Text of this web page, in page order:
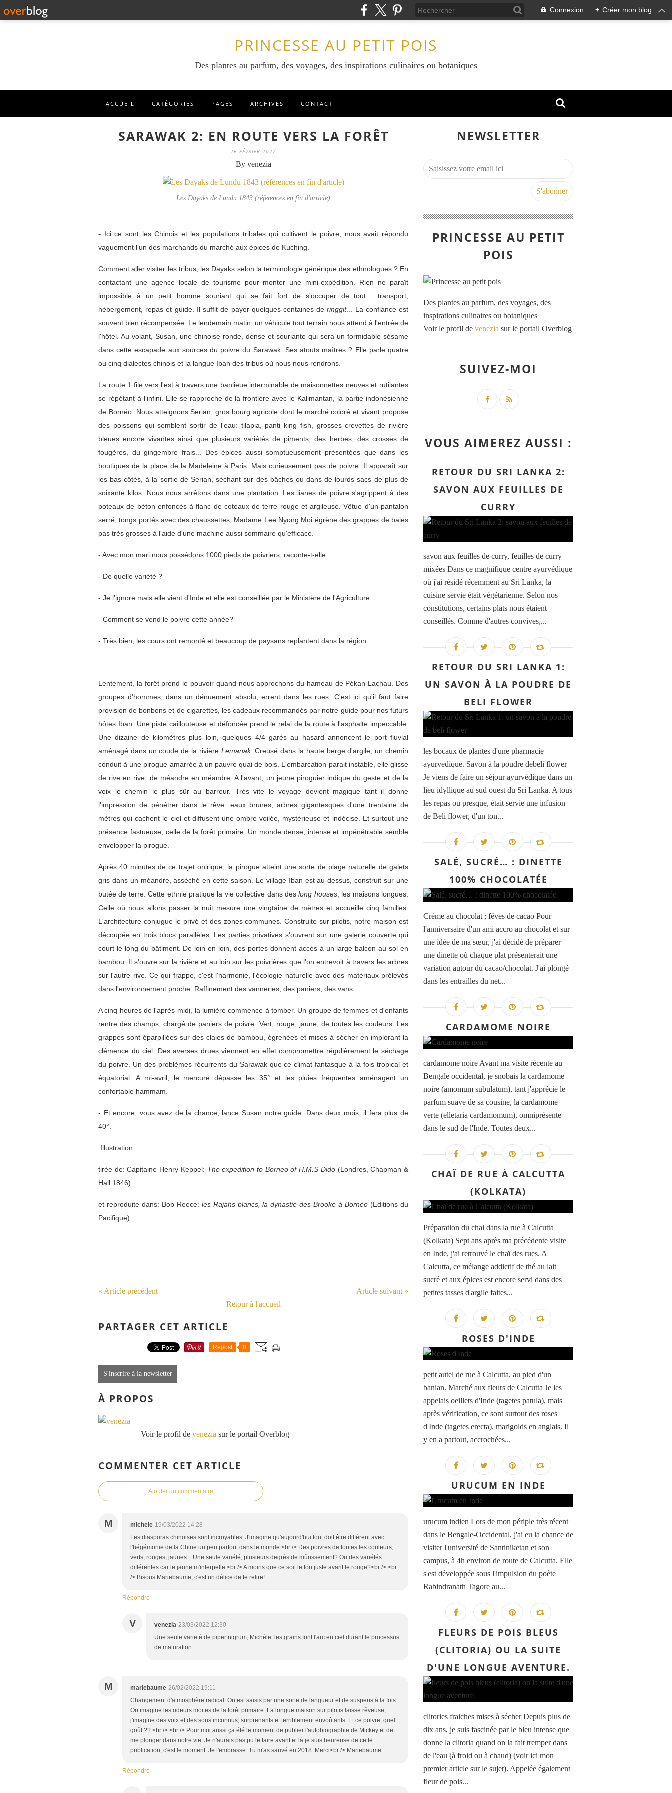
Connexion + Créer mon blog
PRINCESSE AU PETIT POIS
Des plantes au parfum, des voyages, des inspirations culinaires ou botaniques
ACCUEIL CATÉGORIES PAGES ARCHIVES CONTACT
SARAWAK 2: EN ROUTE VERS LA FORÊT
26 FÉVRIER 2022
By venezia
Les Dayaks de Lundu 1843 (réferences en fin d'article)
- Ici ce sont les Chinois et les populations tribales qui cultivent le poivre, nous avait répondu
vaguement l’un des marchands du marché aux épices de Kuching.
Comment aller visiter les tribus, les Dayaks selon la terminologie générique des ethnologues ? En
contactant une agence locale de tourisme pour monter une mini-expédition. Rien ne paraît
impossible à un petit homme souriant qui se fait fort de s'occuper de tout : transport,
hébergement, repas et guide. Il suffit de payer quelques centaines deringgit... La confiance est
souvent bien récompensée. Le lendemain matin, un véhicule tout terrain nous attend à l'entrée de
l'hôtel. Au volant, Susan, une chinoise ronde, dense et souriante qui sera un formidable sésame
dans cette escapade aux sources du poivre du Sarawak. Ses atouts maîtres ? Elle parle quatre
ou cinq dialectes chinois et la langue Iban des tribus où nous nous rendrons.
La route 1 file vers l'est à travers une banlieue interminable de maisonnettes neuves et rutilantes
se répétant à l'infini. Elle se rapproche de la frontière avec le Kalimantan, la partie indonésienne
de Bornéo. Nous atteignons Serian, gros bourg agricole dont le marché coloré et vivant propose
des poissons qui semblent sortir de l'eau: tilapia, panti king fish, grosses crevettes de rivière
bleues encore vivantesainsi que plusieurs variétés de piments, des herbes, des crosses de
fougères, du gingembre frais... Des épices aussi somptueusement présentées que dans les
boutiques de la place de la Madeleine à Paris. Mais curieusement pas de poivre. Il apparaît sur
les bas-côtés, à la sortie de Serian, séchant sur des bâches ou dans de lourds sacs de plus de
soixante kilos. Nous nous arrêtons dans une plantation. Les lianes de poivre s'agrippent à des
poteaux de béton enfoncés à flanc de coteaux de terre rouge et argileuse. Vêtue d'un pantalon
serré, tongs portés avec des chaussettes, Madame Lee Nyong Moi égrène des grappes de baies
pas très grosses à l'aide d'une machine aussi sommaire qu'efficace.
- Avec mon mari nous possédons 1000 pieds de poivriers, raconte-t-elle.
- De quelle variété ?
- Je l’ignore mais elle vient d'Inde et elle est conseillée par le Ministère de l'Agriculture.
- Comment se vend le poivre cette année?
- Très bien, les cours ont remonté et beaucoup de paysans replantent dans la région.
Lentement, la forêt prend le pouvoir quand nous approchons du hameau de Pékan Lachau. Des
groupes d'hommes, dans un dénuement absolu, errent dans les rues. C'est ici qu'il faut faire
provision de bonbons et de cigarettes, les cadeaux recommandés par notre guide pour nos futurs
hôtes Iban. Une piste caillouteuse et défoncée prend le relai de la route à l'asphalte impeccable.
Une dizaine de kilomètres plus loin, quelques 4/4 garés au hasard annoncent le port fluvial
aménagé dans un coude de la rivière Lemanak. Creusé dans la haute berge d'argile, un chemin
conduit à une pirogue amarrée à un pauvre quai de bois. L'embarcation parait instable, elle glisse
de rive en rive, de méandre en méandre. A l'avant, un jeune piroguier indique du geste et de la
voix le chemin le plus sûr au barreur. Très vite le voyage devient magique tant il donne
l'impression de pénétrer dans le rêve: eaux brunes, arbres gigantesques d'une trentaine de
mètres qui cachent le ciel et diffusent une ombre voilée, mystérieuse et indécise. Et surtout une
présence fastueuse, celle de la forêt primaire. Un monde dense, intense et impénétrable semble
envelopper la pirogue.
Après 40 minutes de ce trajet onirique, la pirogue atteint une sorte de plage naturelle de galets
gris dans un méandre, asséché en cette saison. Le village Iban est au-dessus, construit sur une
butée de terre. Cette ethnie pratique la vie collective dans deslong houses, les maisons longues.
Celle où nous allons passer la nuit mesure une vingtaine de mètres et accueille cinq familles.
L'architecture conjugue le privé et des zones communes. Construite sur pilotis, notre maison est
découpée en trois blocs parallèles. Les parties privatives s'ouvrent sur une galerie couverte qui
court le long du bâtiment. De loin en loin, des portes donnent accès à un large balcon au sol en
bambou. Il s'ouvre sur la rivière et au loin sur les poivrières que l'on entrevoit à travers les arbres
sur l'autre rive. Ce qui frappe, c'est l'harmonie, l'écologie naturelle avec des matériaux prélevés
dans l'environnement proche. Raffinement des vanneries, des paniers, des vans...
A cinq heures de l'après-midi, la lumière commence à tomber. Un groupe de femmes et d'enfants
rentre des champs, chargé de paniers de poivre. Vert, rouge, jaune, de toutes les couleurs. Les
grappes sont éparpillées sur des claies de bambou, égrenées et mises à sécher en implorant la
clémence du ciel. Des averses drues viennent en effet compromettre régulièrement le séchage
du poivre. Un des problèmes récurrents du Sarawak que ce climat fantasque à la fois tropical et
équatorial. A mi-avril, le mercure dépasse les 35° et les pluies fréquentes aménagent un
confortable hammam.
- Et encore, vous avez de la chance, lance Susan notre guide. Dans deux mois, il fera plus de
40°.
Illustration
tirée de: Capitaine Henry Keppel: The expedition to Borneo of H.M.S Dido(Londres, Chapman &
Hall 1846)
et reproduite dans: Bob Reece: les Rajahs blancs, la dynastie des Brooke à Bornéo (Editions du
Pacifique)
« Article précédent
Article suivant »
Retour à l'accueil
PARTAGER CET ARTICLE
Repost 0
S'inscrire à la newsletter
À PROPOS
Voir le profil de venezia sur le portail Overblog
COMMENTER CET ARTICLE
Ajouter un commentaire
M michele 19/03/2022 14:28
Les diasporas chinoises sont incroyables. J'imagine qu'aujourd'hui tout doit être différent avec
l'hégémonie de la Chine un peu partout dans le monde.<br /> Des poivres de toutes les couleurs,
verts, rouges, jaunes... Une seule variété, plusieurs degrés de mûrissement? Ou des variétés
différentes car le jaune m'interpelle.<br /> A moins que ce soit le ton juste avant le rouge?<br /> <br
/> Bisous Mariebaume, c'est un délice de te relire!
Répondre
V venezia 23/03/2022 12:30
Une seule varieté de piper nigrum, Michèle: les grains font l'arc en ciel durant le processus
de maturation
M mariebaume 26/02/2022 19:11
Changement d'atmosphère radical. On est saisis par une sorte de langueur et de suspens à la fois.
On imagine les odeurs moites de la forêt primaire. La longue maison sur pilotis laisse rêveuse,
j'imagine des voix et des sons inconnus, surprenants et terriblement envoûtants. Et ce poivre, quel
goût ?? <br /> <br /> Pour moi aussi ça été le moment de publier l'autobiographie de Mickey et de
me plonger dans notre vie. Je n'aurais pas pu le faire avant et là je suis heureuse de cette
publication, c'est le moment. Je t'embrasse. Tu m'as sauvé en 2018. Merci<br /> Mariebaume
Répondre
NEWSLETTER
PRINCESSE AU PETIT
POIS
Des plantes au parfum, des voyages, des
inspirations culinaires ou botaniques
Voir le profil de venezia sur le portail Overblog
SUIVEZ-MOI
VOUS AIMEREZ AUSSI :
RETOUR DU SRI LANKA 2:
SAVON AUX FEUILLES DE
CURRY
savon aux feuilles de curry, feuilles de curry
mixées Dans ce magnifique centre ayurvédique
où j'ai résidé récemment au Sri Lanka, la
cuisine servie était végétarienne. Selon nos
constitutions, certains plats nous étaient
conseillés. Comme d'autres convives,...
RETOUR DU SRI LANKA 1:
UN SAVON À LA POUDRE DE
BELI FLOWER
les bocaux de plantes d'une pharmacie
ayurvedique. Savon à la poudre debeli flower
Je viens de faire un séjour ayurvédique dans un
lieu idyllique au sud ouest du Sri Lanka. A tous
les repas ou presque, était servie une infusion
de Beli flower, d'un ton...
SALÉ, SUCRÉ… : DINETTE
100% CHOCOLATÉE
Crème au chocolat ; fêves de cacao Pour
l'anniversaire d'un ami accro au chocolat et sur
une idée de ma sœur, j'ai décidé de préparer
une dinette où chaque plat présenterait une
variation autour du cacao/chocolat. J'ai plongé
dans les entrailles du net...
CARDAMOME NOIRE
cardamome noire Avant ma visite récente au
Bengale occidental, je snobais la cardamome
noire (amomum subulatum), tant j'apprécie le
parfum suave de sa cousine, la cardamome
verte (elletaria cardamomum), omniprésente
dans le sud de l'Inde. Toutes deux...
CHAÏ DE RUE À CALCUTTA
(KOLKATA)
Préparation du chai dans la rue à Calcutta
(Kolkata) Sept ans après ma précédente visite
en Inde, j'ai retrouvé le chaï des rues. A
Calcutta, ce mélange addictif de thé au lait
sucré et aux épices est encore servi dans des
petites tasses d'argile faites...
ROSES D'INDE
petit autel de rue à Calcutta, au pied d'un
banian. Marché aux fleurs de Calcutta Je les
appelais oeillets d'Inde (tagetes patula), mais
après vérification, ce sont surtout des roses
d'Inde (tagetes erecta), marigolds en anglais. Il
y en a partout, accrochées...
URUCUM EN INDE
urucum indien Lors de mon périple très récent
dans le Bengale-Occidental, j'ai eu la chance de
visiter l'université de Santiniketan et son
campus, à 4h environ de route de Calcutta. Elle
s'est développée sous l'impulsion du poète
Rabindranath Tagore au...
FLEURS DE POIS BLEUS
(CLITORIA) OU LA SUITE
D'UNE LONGUE AVENTURE.
clitories fraiches mises à sécher Depuis plus de
dix ans, je suis fascinée par le bleu intense que
donne la clitoria quand on la fait tremper dans
de l'eau (à froid ou à chaud) (voir ici mon
premier article sur le sujet). Appelée également
fleur de pois...